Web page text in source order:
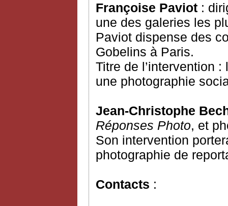
Françoise Paviot :
une des galeries les
Paviot dispense des
Gobelins à Paris.
Titre de l’intervention
une photographie
Jean-Christophe
Réponses Photo, et
Son intervention
photographie de
Contacts :